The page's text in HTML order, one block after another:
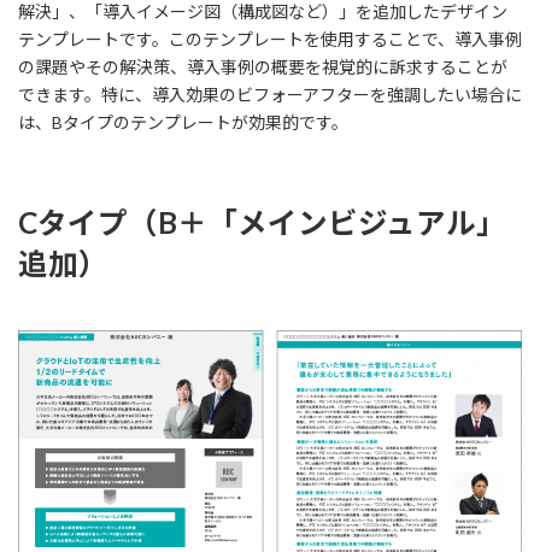
解決」、「導入イメージ図（構成図など）」を追加したデザイン
テンプレートです。このテンプレートを使用することで、導入事例
の課題やその解決策、導入事例の概要を視覚的に訴求することが
できます。特に、導入効果のビフォーアフターを強調したい場合に
は、Bタイプのテンプレートが効果的です。
Cタイプ（B＋「メインビジュアル」
追加）